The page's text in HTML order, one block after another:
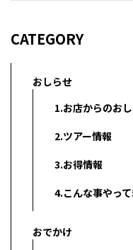
CATEGORY
おしらせ
1.お店からのお
2.ツアー情報
3.お得情報
4.こんな事やっ
おでかけ